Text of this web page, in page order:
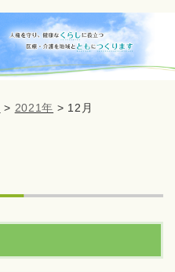
> 2021年 > 12月